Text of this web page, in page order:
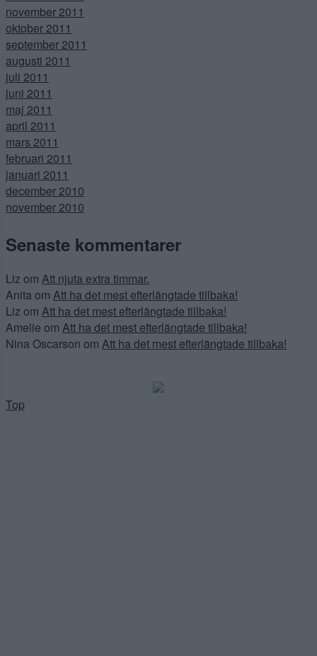
november 2011
oktober 2011
september 2011
augusti 2011
juli 2011
juni 2011
maj 2011
april 2011
mars 2011
februari 2011
januari 2011
december 2010
november 2010
Senaste kommentarer
Liz om Att njuta extra timmar.
Anitaom Att ha det mest efterlängtade tillbaka!
Liz om Att ha det mest efterlängtade tillbaka!
Amelie om Att ha det mest efterlängtade tillbaka!
Nina Oscarson om Att ha det mest efterlängtade tillbaka!
Top